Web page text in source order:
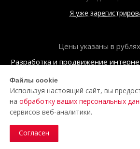
Я уже
Цены указаны в
Разработка и продвижение
© ООО «Полар
Пользовательское
Политика обработки
Файлы cookie
Используя настоящий сайт, вы
на обработку ваших персональных
сервисов веб-аналитики.
Согласен